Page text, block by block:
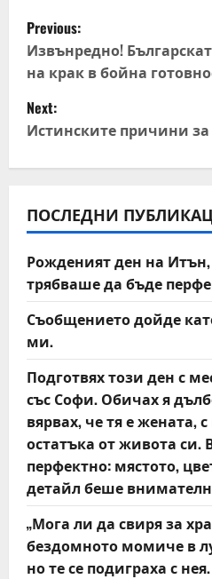
P
o
s
t
n
a
v
i
g
a
t
i
o
n
Previous:
Извънредно!
на крак в бойна
Next:
Истинските причини
ПОСЛЕДНИ
Рожденият ден на
трябваше да бъде
Съобщението дойде
ми.
Подготвях този ден с
със Софи. Обичах я
вярвах, че тя е жената,
остатъка от живота
перфектно: мястото,
детайл беше
„Мога ли да свиря за
бездомното момиче в
но те се подиграха с нея.